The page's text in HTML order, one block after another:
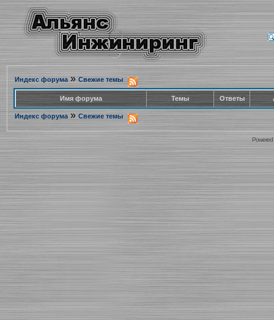
Индекс форума» Свежие темы
Имя форума Темы Ответы
Индекс форума » Свежие темы